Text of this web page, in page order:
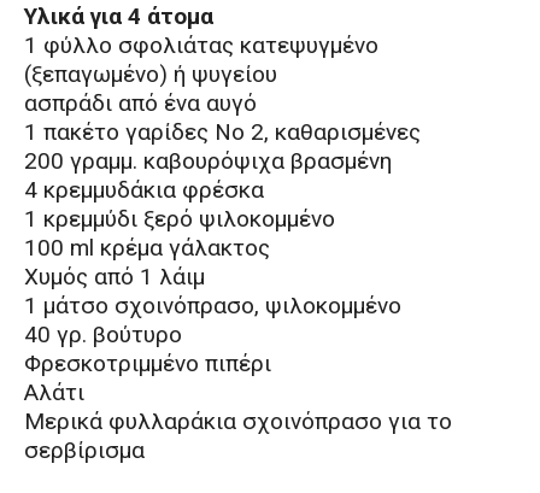
Υλικά για 4 άτομα
1 φύλλο σφολιάτας κατεψυγμένο
(ξεπαγωμένο) ή ψυγείου
ασπράδι από ένα αυγό
1 πακέτο γαρίδες Νο 2, καθαρισμένες
200 γραμμ. καβουρόψιχα βρασμένη
4 κρεμμυδάκια φρέσκα
1 κρεμμύδι ξερό ψιλοκομμένο
100 ml κρέμα γάλακτος
Χυμός από 1 λάιμ
1 μάτσο σχοινόπρασο, ψιλοκομμένο
40 γρ. βούτυρο
Φρεσκοτριμμένο πιπέρι
Αλάτι
Μερικά φυλλαράκια σχοινόπρασο για το
σερβίρισμα